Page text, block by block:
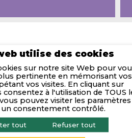
management de transition,
transformations et les
à leur disposition des
à leurs enjeux
utilise des cookies
sur notre site Web pour
pertinente en mémorisant vos
vos visites. En cliquant sur
à l'utilisation de TOUS
pouvez visiter les paramètres
consentement contrôlé.
tout Refuser tout